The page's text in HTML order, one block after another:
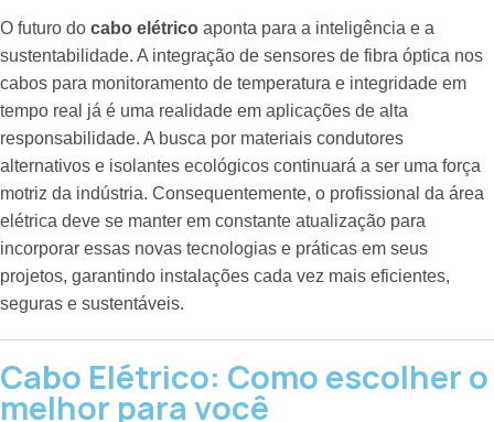
O futuro do cabo elétrico aponta para a inteligência e a
sustentabilidade. A integração de sensores de fibra óptica nos
cabos para monitoramento de temperatura e integridade em
tempo real já é uma realidade em aplicações de alta
responsabilidade. A busca por materiais condutores
alternativos e isolantes ecológicos continuará a ser uma força
motriz da indústria. Consequentemente, o profissional da área
elétrica deve se manter em constante atualização para
incorporar essas novas tecnologias e práticas em seus
projetos, garantindo instalações cada vez mais eficientes,
seguras e sustentáveis.
Cabo Elétrico: Como escolher o
melhor para você